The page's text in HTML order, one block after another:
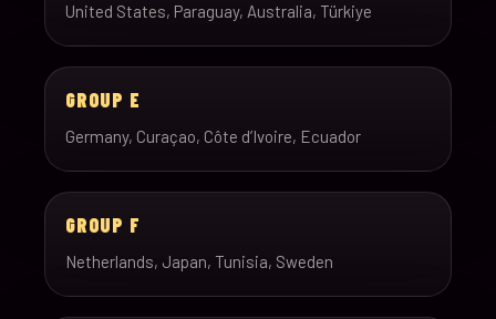
United States, Paraguay, Australia, Türkiye
GROUP E
Germany, Curaçao, Côte d’Ivoire, Ecuador
GROUP F
Netherlands, Japan, Tunisia, Sweden